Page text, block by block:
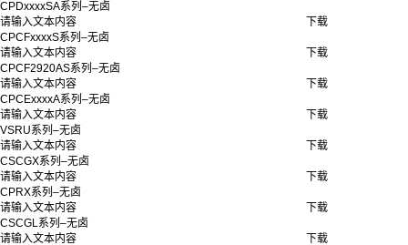
CPDxxxxSA系列–无卤
请输入文本内容
CPCFxxxxS系列–无卤
下载
请输入文本内容
CPCF2920AS系列–无卤
下载
请输入文本内容
CPCExxxxA系列–无卤
下载
请输入文本内容
VSRU系列–无卤
下载
请输入文本内容
CSCGX系列–无卤
下载
请输入文本内容
CPRX系列–无卤
下载
请输入文本内容
CSCGL系列–无卤
下载
请输入文本内容 下载